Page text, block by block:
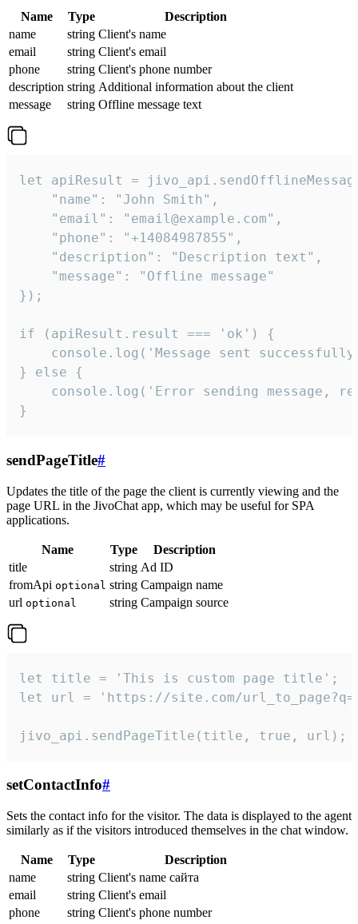
Name Type
Description
name
string Client's name
email
string Client's email
phone
string Client's phone number
description string Additional information about the client
message
string Offline message text
let apiResult =
    "name": "John Smith",
    "email": "email@example.com",
    "phone": "+14084987855",
    "description": "Description text",
    "message": "Offline message"
});
if (apiResult.result === 'ok') {
console.log('Message sent
} else {
console.log('Error sending message,
}
sendPageTitle#
Updates the title of the page the client is currently viewing and the
page URL in the JivoChat app, which may be useful for SPA
applications.
Name Type
Description
title
string Ad ID
fromApi optional string Campaign name
url optional string Campaign source
let title = 'This is custom page title';
let url = 'https://site.com/
jivo_api.sendPageTitle(title, true, url);
setContactInfo#
Sets the contact info for the visitor. The data is displayed to the agent
similarly as if the visitors introduced themselves in the chat window.
Name Type
Description
name
string Client's name сайта
email
string Client's email
phone
string Client's phone number